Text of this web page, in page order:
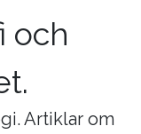
och
Artiklar om